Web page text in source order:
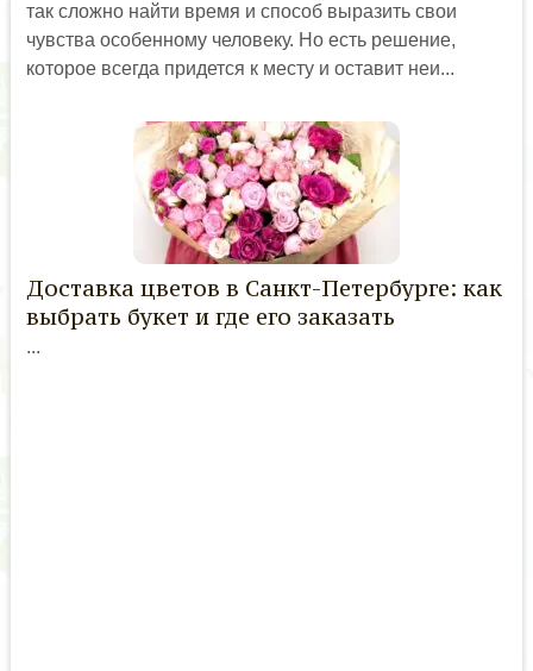
так сложно найти время и способ выразить свои
чувства особенному человеку. Но есть решение,
которое всегда придется к месту и оставит неи...
Доставка цветов в Санкт-Петербурге: как
выбрать букет и где его заказать
...